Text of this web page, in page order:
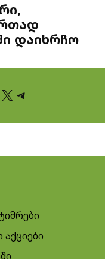
დაიხრჩო
X Telegram